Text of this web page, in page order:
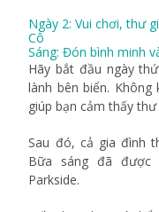
Ngày 2: Vui chơi, thư
Cô
Sáng: Đón bình minh
Hãy bắt đầu ngày
lành bên biển.
giúp bạn cảm thấy
Sau đó, cả gia đình
Bữa sáng đã
Parkside.